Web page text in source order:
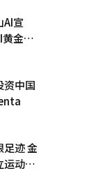
AI宣
金时
资中国
足迹 金
运动圣